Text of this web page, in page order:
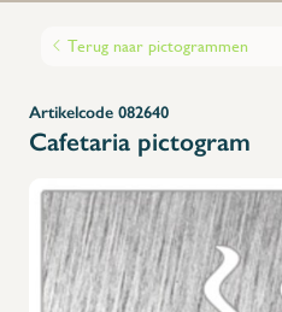
Terug naar pictogrammen
Artikelcode 082640
Cafetaria pictogram